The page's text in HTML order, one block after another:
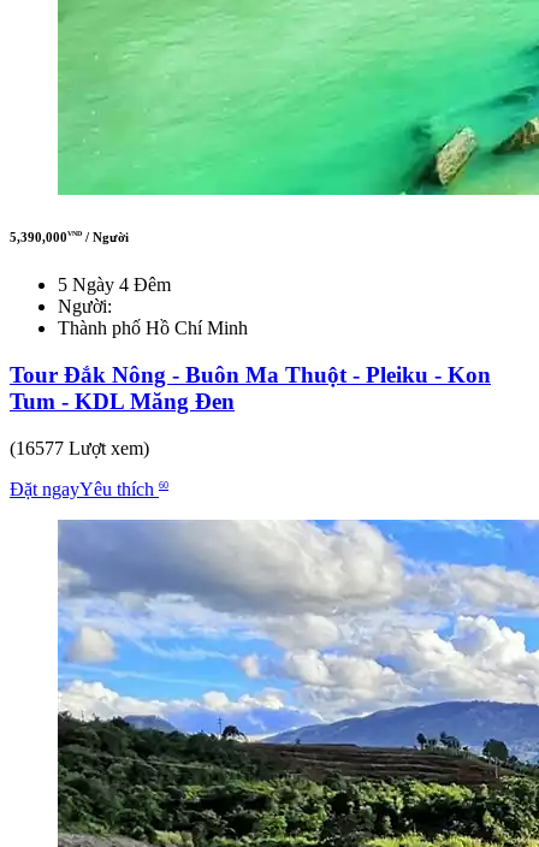
5,390,000VND / Người
5 Ngày 4 Đêm
Người:
Thành phố Hồ Chí Minh
Tour Đắk Nông - Buôn Ma Thuột - Pleiku - Kon
Tum - KDL Măng Đen
(16577 Lượt xem)
Đặt ngayYêu thích 60